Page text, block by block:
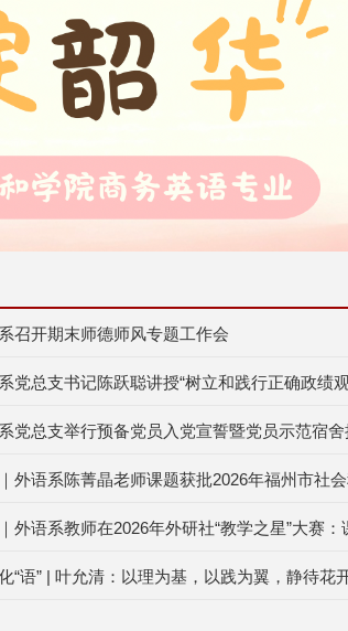
召开期末师德师风专题工作会
党总支书记陈跃聪讲授“树立和践行正确政绩
党总支举行预备党员入党宣誓暨党员示范宿舍
外语系陈菁晶老师课题获批2026年福州市社
外语系教师在2026年外研社“教学之星”大赛：
“语” | 叶允清：以理为基，以践为翼，静待花